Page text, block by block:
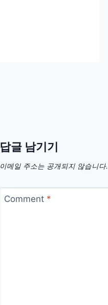
답글 남기기
이메일 주소는 공개되지 않습니다.
Comment *